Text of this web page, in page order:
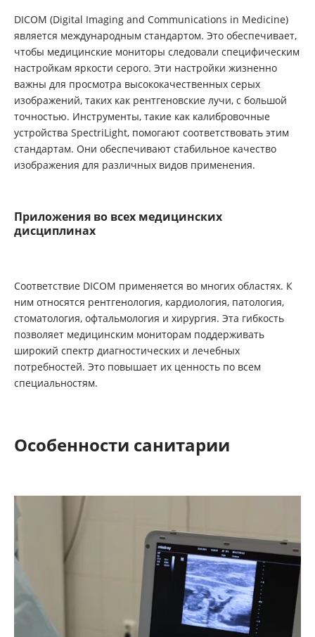
DICOM (Digital Imaging and Communications in Medicine)
является международным стандартом. Это обеспечивает,
чтобы медицинские мониторы следовали специфическим
настройкам яркости серого. Эти настройки жизненно
важны для просмотра высококачественных серых
изображений, таких как рентгеновские лучи, с большой
точностью. Инструменты, такие как калибровочные
устройства SpectriLight, помогают соответствовать этим
стандартам. Они обеспечивают стабильное качество
изображения для различных видов применения.
Приложения во всех медицинских
дисциплинах
Соответствие DICOM применяется во многих областях. К
ним относятся рентгенология, кардиология, патология,
стоматология, офтальмология и хирургия. Эта гибкость
позволяет медицинским мониторам поддерживать
широкий спектр диагностических и лечебных
потребностей. Это повышает их ценность по всем
специальностям.
Особенности санитарии